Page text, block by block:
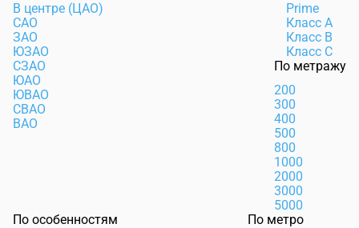
В центре (ЦАО)
САО
ЗАО
ЮЗАО
СЗАО
ЮАО
ЮВАО
СВАО
ВАО
Prime
Класс А
Класс В
Класс С
По метражу
200
300
400
500
800
1000
2000
3000
5000
По особенностям
По метро